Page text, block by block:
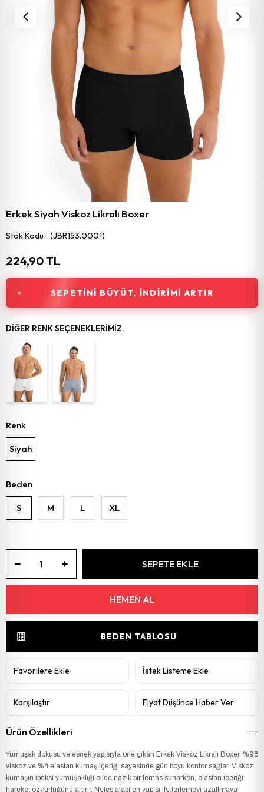
Erkek Siyah Viskoz Likralı Boxer
Stok Kodu (JBR153.0001)
224,90 TL
SEPETINI BÜYÜT, İNDIRIMI ARTIR
DIĞER RENK SEÇENEKLERIMIZ.
Renk
Siyah
Beden
S M L XL
BEDEN TABLOSU
Favorilere Ekle İstek Listeme Ekle
Karşılaştır Fiyat Düşünce Haber Ver
Ürün Özellikleri
Yumuşak dokusu ve esnek yapısıyla öne çıkan Erkek Viskoz Likralı Boxer, %96
viskoz ve %4 elastan kumaş içeriği sayesinde gün boyu konfor sağlar. Viskoz
kumaşın ipeksi yumuşaklığı cilde nazik bir temas sunarken, elastan içeriği
hareket özgürlüğünü artırır. Nefes alabilen yapısı ile terlemeyi azaltmaya